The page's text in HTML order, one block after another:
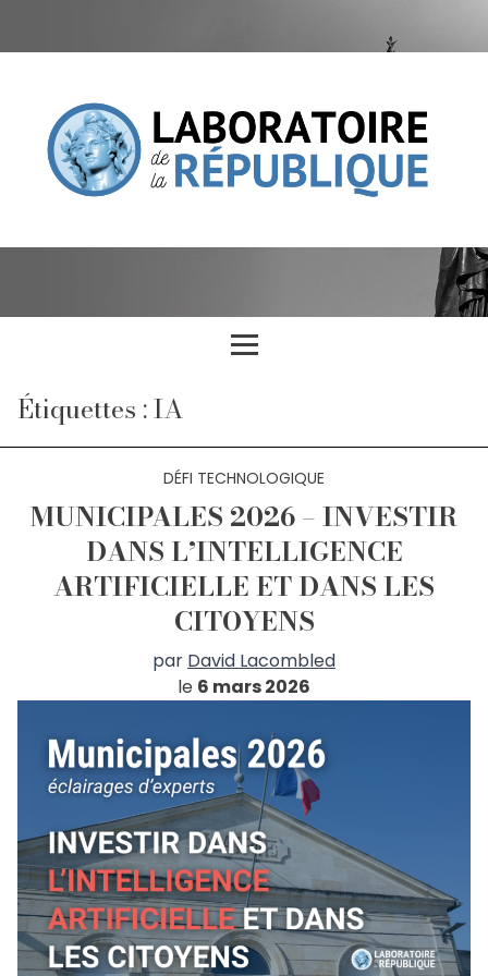
Étiquettes : IA
DÉFI TECHNOLOGIQUE
MUNICIPALES 2026 – INVESTIR
DANS L’INTELLIGENCE
ARTIFICIELLE ET DANS LES
CITOYENS
par David Lacombled
le 6 mars 2026